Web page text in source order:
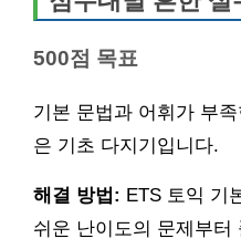
500점 목표
기본 문법과 어휘가 부
은 기초 다지기입니다.
해결 방법: ETS 토익 기
쉬운 난이도의 문제부터